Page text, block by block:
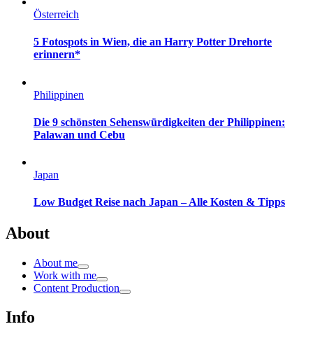
Österreich
5 Fotospots in Wien, die an Harry Potter Drehorte
erinnern*
Philippinen
Die 9 schönsten Sehenswürdigkeiten der Philippinen:
Palawan und Cebu
Japan
Low Budget Reise nach Japan – Alle Kosten & Tipps
About
About me
Work with me
Content Production
Info